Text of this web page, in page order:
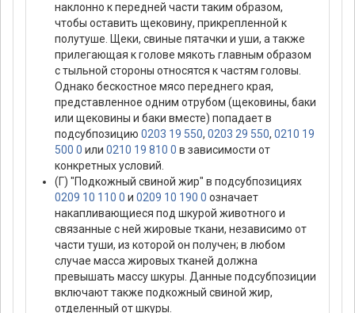
наклонно к передней части таким образом,
чтобы оставить щековину, прикрепленной к
полутуше. Щеки, свиные пятачки и уши, а также
прилегающая к голове мякоть главным образом
с тыльной стороны относятся к частям головы.
Однако бескостное мясо переднего края,
представленное одним отрубом (щековины, баки
или щековины и баки вместе) попадает в
подсубпозицию 0203 19 550, 0203 29 550, 0210 19
500 0 или 0210 19 810 0 в зависимости от
конкретных условий.
(Г) "Подкожный свиной жир" в подсубпозициях
0209 10 110 0 и 0209 10 190 0 означает
накапливающиеся под шкурой животного и
связанные с ней жировые ткани, независимо от
части туши, из которой он получен; в любом
случае масса жировых тканей должна
превышать массу шкуры. Данные подсубпозиции
включают также подкожный свиной жир,
отделенный от шкуры.